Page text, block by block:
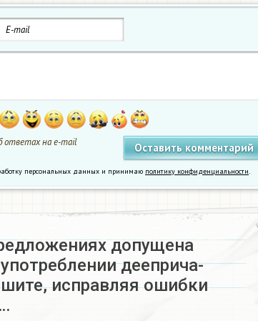
ответах на e-mail
персональных данных и принимаю политику конфиденциальности.
допущена
дееприча-
исправляя ошибки